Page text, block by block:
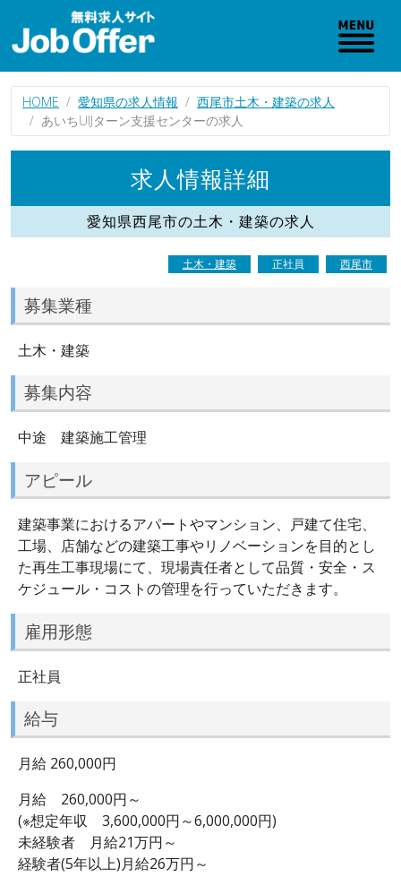
HOME 愛知県の求人情報
西尾市土木・建築の求人
あいちUIJターン支援センターの求人
求人情報詳細
愛知県西尾市の土木・建築の求人
土木・建築 正社員 西尾市
募集業種
土木・建築
募集内容
中途 建築施工管理
アピール
建築事業におけるアパートやマンション、戸建て住宅、
工場、店舗などの建築工事やリノベーションを目的とし
た再生工事現場にて、現場責任者として品質・安全・ス
ケジュール・コストの管理を行っていただきます。
雇用形態
正社員
給与
月給 260,000円
月給 260,000円～
(※想定年収 3,600,000円～6,000,000円)
未経験者 月給21万円～
経験者(5年以上)月給26万円～